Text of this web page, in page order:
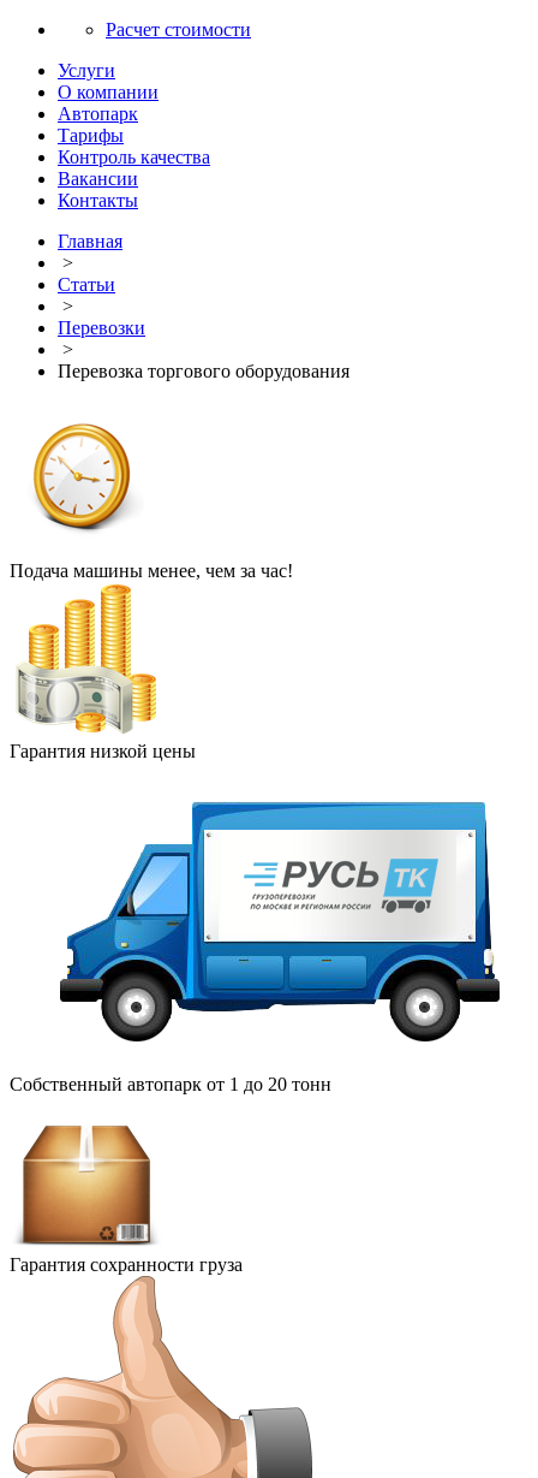
Расчет стоимости
Услуги
О компании
Автопарк
Тарифы
Контроль качества
Вакансии
Контакты
Главная
>
Статьи
>
Перевозки
>
Перевозка торгового оборудования
Подача машины менее, чем за час!
Гарантия низкой цены
Собственный автопарк от 1 до 20 тонн
Гарантия сохранности груза